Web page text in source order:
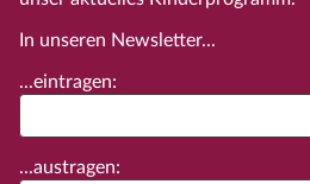
In unseren Newsletter...
...eintragen:
...austragen: